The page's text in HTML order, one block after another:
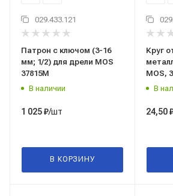
029.433.121
Патрон с ключом (3-16
мм; 1/2) для дрели MOS
37815М
В наличии
1 025₽/шт
В КОРЗИНУ
Круг
MOS,
В
24,50